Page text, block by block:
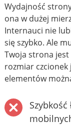
Wydajność
ona w dużej
Internauci nie
się szybko. Ale
Twoja strona
rozmiar czcionek
elementów